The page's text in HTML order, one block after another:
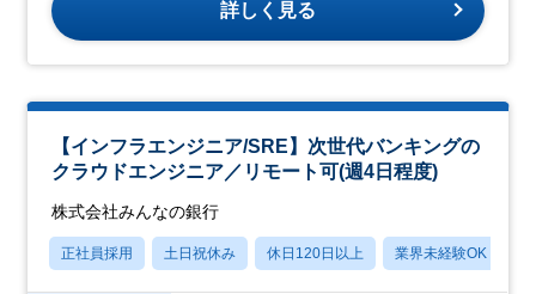
詳しく見る
【インフラエンジニア/SRE】次世代バンキングの
クラウドエンジニア／リモート可(週4日程度)
株式会社みんなの銀行
正社員採用 土日祝休み 休日120日以上 業界未経験OK